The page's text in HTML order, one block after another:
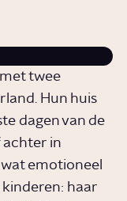
twee
Hun huis
dagen van de
achter in
emotioneel
kinderen: haar